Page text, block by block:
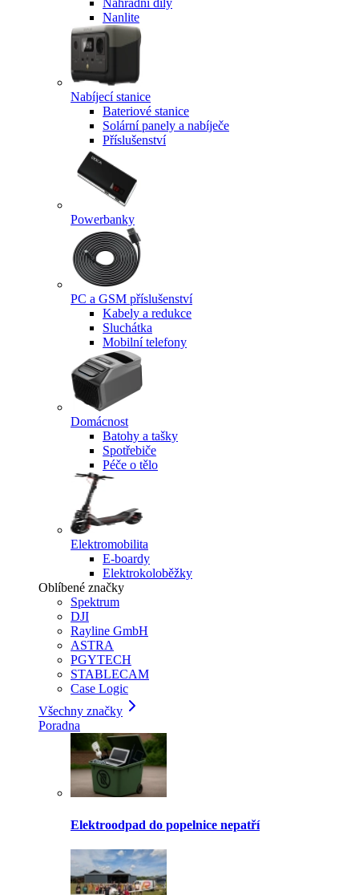
Náhradní díly
Nanlite
Nabíjecí stanice
Bateriové stanice
Solární panely a nabíječe
Příslušenství
Powerbanky
PC a GSM příslušenství
Kabely a redukce
Sluchátka
Mobilní telefony
Domácnost
Batohy a tašky
Spotřebiče
Péče o tělo
Elektromobilita
E-boardy
Elektrokoloběžky
Oblíbené značky
Spektrum
DJI
Rayline GmbH
ASTRA
PGYTECH
STABLECAM
Case Logic
Všechny značky
Poradna
Elektroodpad do popelnice nepatří